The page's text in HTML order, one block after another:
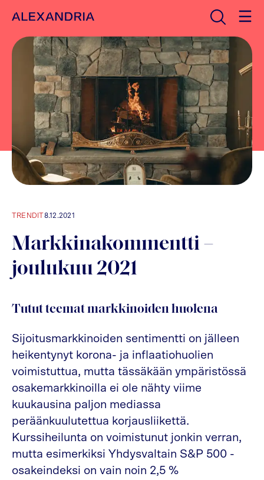
Etusivulle Avaa haku
TRENDIT8.12.2021
Markkinakommentti –
joulukuu 2021
Tutut teemat markkinoiden huolena
Sijoitusmarkkinoiden sentimentti on jälleen
heikentynyt korona- ja inflaatiohuolien
voimistuttua, mutta tässäkään ympäristössä
osakemarkkinoilla ei ole nähty viime
kuukausina paljon mediassa
peräänkuulutettua korjausliikettä.
Kurssiheilunta on voimistunut jonkin verran,
mutta esimerkiksi Yhdysvaltain S&P 500 -
osakeindeksi on vain noin 2,5 %